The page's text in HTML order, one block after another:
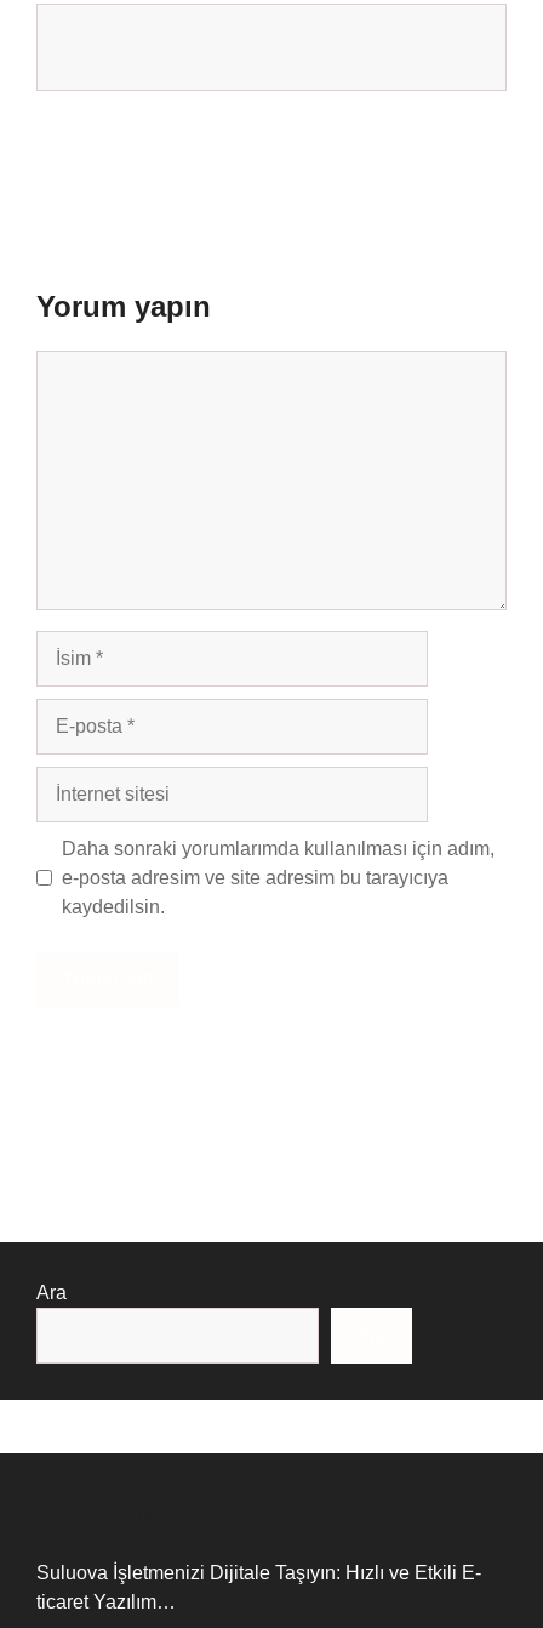
Yorum yapın
İsim
posta
İnternet
Daha sonraki yorumlarımda kullanılması için adım,
e-posta adresim ve site adresim bu tarayıcıya
kaydedilsin.
Ara
Suluova İşletmenizi Dijitale Taşıyın: Hızlı ve Etkili E-
ticaret Yazılım…